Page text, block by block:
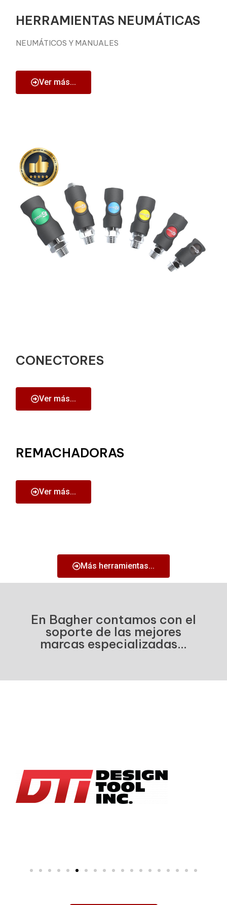
HERRAMIENTAS NEUMÁTICAS
NEUMÁTICOS Y MANUALES
Ver más...
CONECTORES
Ver más...
REMACHADORAS
Ver más...
Más herramientas...
En Bagher contamos con el
soporte de las mejores
marcas especializadas...